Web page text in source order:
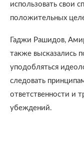
использовать свои
положительных
Гаджи Рашидов,
также высказались
уподобляться
следовать
ответственности и
убеждений.